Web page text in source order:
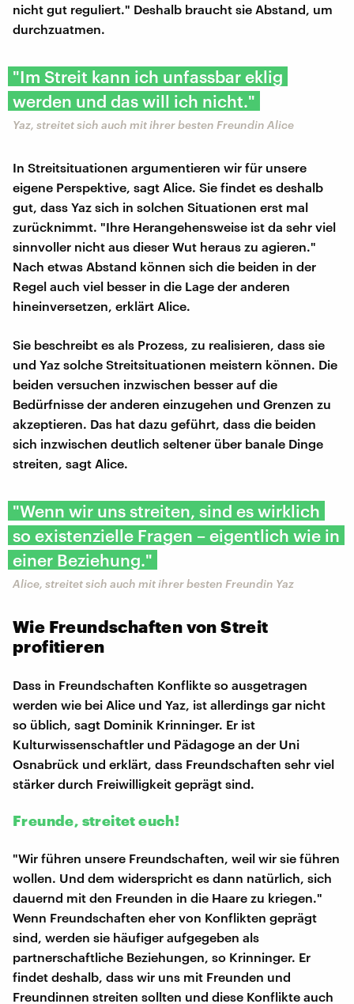
nicht gut reguliert." Deshalb braucht sie Abstand, um
durchzuatmen.
"Im Streit kann ich unfassbar eklig
werden und das will ich nicht."
Yaz, streitet sich auch mit ihrer besten Freundin Alice
In Streitsituationen argumentieren wir für unsere
eigene Perspektive, sagt Alice. Sie findet es deshalb
gut, dass Yaz sich in solchen Situationen erst mal
zurücknimmt. "Ihre Herangehensweise ist da sehr viel
sinnvoller nicht aus dieser Wut heraus zu agieren."
Nach etwas Abstand können sich die beiden in der
Regel auch viel besser in die Lage der anderen
hineinversetzen, erklärt Alice.
Sie beschreibt es als Prozess, zu realisieren, dass sie
und Yaz solche Streitsituationen meistern können. Die
beiden versuchen inzwischen besser auf die
Bedürfnisse der anderen einzugehen und Grenzen zu
akzeptieren. Das hat dazu geführt, dass die beiden
sich inzwischen deutlich seltener über banale Dinge
streiten, sagt Alice.
"Wenn wir uns streiten, sind es wirklich
so existenzielle Fragen – eigentlich wie in
einer Beziehung."
Alice, streitet sich auch mit ihrer besten Freundin Yaz
Wie Freundschaften von Streit
profitieren
Dass in Freundschaften Konflikte so ausgetragen
werden wie bei Alice und Yaz, ist allerdings gar nicht
so üblich, sagt Dominik Krinninger. Er ist
Kulturwissenschaftler und Pädagoge an der Uni
Osnabrück und erklärt, dass Freundschaften sehr viel
stärker durch Freiwilligkeit geprägt sind.
Freunde, streitet euch!
"Wir führen unsere Freundschaften, weil wir sie führen
wollen. Und dem widerspricht es dann natürlich, sich
dauernd mit den Freunden in die Haare zu kriegen."
Wenn Freundschaften eher von Konflikten geprägt
sind, werden sie häufiger aufgegeben als
partnerschaftliche Beziehungen, so Krinninger. Er
findet deshalb, dass wir uns mit Freunden und
Freundinnen streiten sollten und diese Konflikte auch